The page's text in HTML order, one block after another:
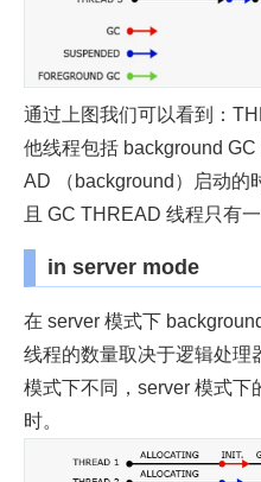
通过上图我们可以看到：
他线程包括 background
AD （background）启动的
且 GC THREAD 线程只有一
in server mode
在 server 模式下
线程的数量取决于逻辑处理
模式下不同，server 模式下
时。